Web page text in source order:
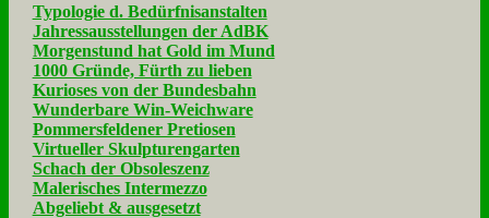
Typologie d. Bedürfnisanstalten
Jahressausstellungen der AdBK
Morgenstund hat Gold im Mund
1000 Gründe, Fürth zu lieben
Kurioses von der Bundesbahn
Wunderbare Win-Weichware
Pommersfeldener Pretiosen
Virtueller Skulpturengarten
Schach der Obsoleszenz
Malerisches Intermezzo
Abgeliebt & ausgesetzt